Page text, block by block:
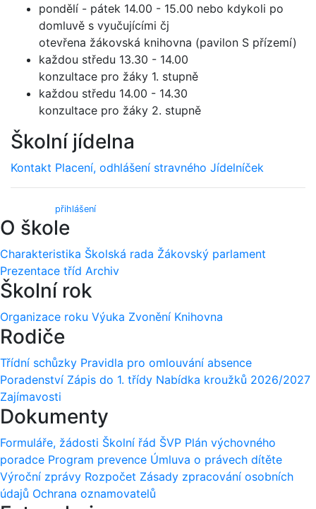
pondělí - pátek 14.00 - 15.00 nebo kdykoli po
domluvě s vyučujícími čj
otevřena žákovská knihovna (pavilon S přízemí)
každou středu 13.30 - 14.00
konzultace pro žáky 1. stupně
každou středu 14.00 - 14.30
konzultace pro žáky 2. stupně
Školní jídelna
Kontakt Placení, odhlášení stravného Jídelníček
přihlášení)
O škole
Charakteristika Školská rada Žákovský parlament
Prezentace tříd Archiv
Školní rok
Organizace roku Výuka Zvonění Knihovna
Rodiče
Třídní schůzky Pravidla pro omlouvání absence
Poradenství Zápis do 1. třídy Nabídka kroužků 2026/2027
Zajímavosti
Dokumenty
Formuláře, žádosti Školní řád ŠVP Plán výchovného
poradce Program prevence Úmluva o právech dítěte
Výroční zprávy Rozpočet Zásady zpracování osobních
údajů Ochrana oznamovatelů